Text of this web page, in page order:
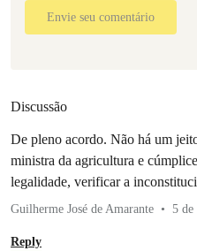
Envie seu comentário
Discussão
De pleno acordo. Não há um
ministra da agricultura e
legalidade, verificar a
Guilherme José de Amarante 5 de
Reply